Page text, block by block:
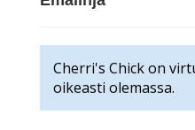
Cherri's Chick on
oikeasti olemassa.